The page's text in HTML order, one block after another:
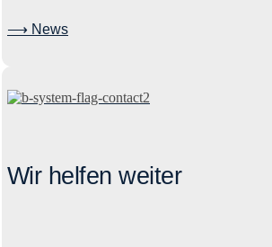
⟶ News
Wir helfen weiter